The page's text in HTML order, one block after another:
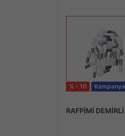
% - 10 Kampanya
RAFPİMİ DEMİRLİ